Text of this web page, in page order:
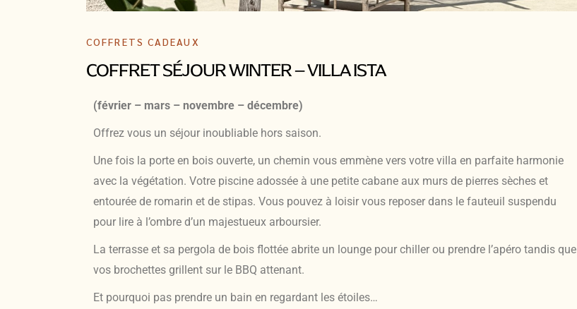
COFFRETS CADEAUX
COFFRET SÉJOUR WINTER – VILLA ISTA
(février – mars – novembre – décembre)
Offrez vous un séjour inoubliable hors saison.
Une fois la porte en bois ouverte, un chemin vous emmène vers votre villa en parfaite harmonie
avec la végétation. Votre piscine adossée à une petite cabane aux murs de pierres sèches et
entourée de romarin et de stipas. Vous pouvez à loisir vous reposer dans le fauteuil suspendu
pour lire à l’ombre d’un majestueux arboursier.
La terrasse et sa pergola de bois flottée abrite un lounge pour chiller ou prendre l’apéro tandis que
vos brochettes grillent sur le BBQ attenant.
Et pourquoi pas prendre un bain en regardant les étoiles…